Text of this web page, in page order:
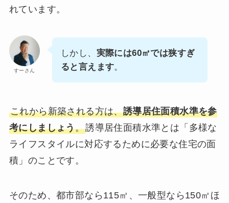
れています。
すーさん
しかし、 実際には60㎡では狭すぎ
ると言えます。
これから新築される方は、誘導居住面積水準を参
考にしましょう。誘導居住面積水準とは「多様な
ライフスタイルに対応するために必要な住宅の面
積」のことです。
そのため、都市部なら115㎡、一般型なら150㎡ほ